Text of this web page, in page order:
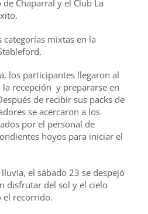
Chaparral y el Club La
categorías mixtas en la
los participantes llegaron al
la recepción y prepararse en
de recibir sus packs de
se acercaron a los
por el personal de
hoyos para iniciar el
el sábado 23 se despejó
disfrutar del sol y el cielo
el recorrido.